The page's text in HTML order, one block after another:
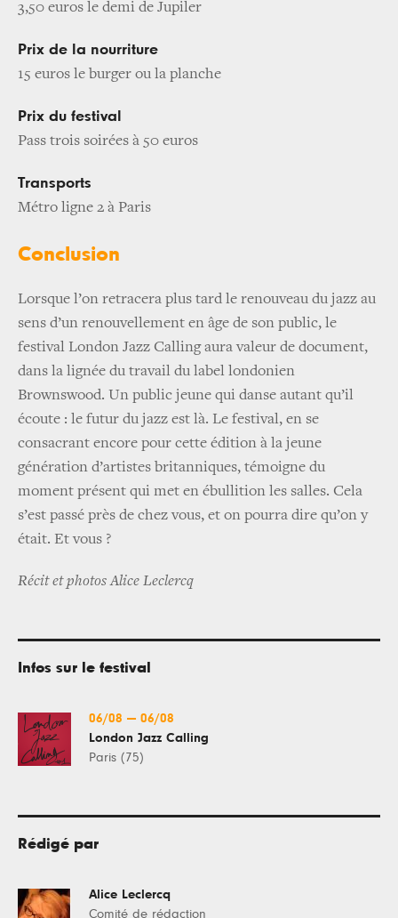
3,50 euros le demi de Jupiler
Prix de la nourriture
15 euros le burger ou la planche
Prix du festival
Pass trois soirées à 50 euros
Transports
Métro ligne 2 à Paris
Conclusion
Lorsque l’on retracera plus tard le renouveau du jazz au
sens d’un renouvellement en âge de son public, le
festival London Jazz Calling aura valeur de document,
dans la lignée du travail du label londonien
Brownswood. Un public jeune qui danse autant qu’il
écoute : le futur du jazz est là. Le festival, en se
consacrant encore pour cette édition à la jeune
génération d’artistes britanniques, témoigne du
moment présent qui met en ébullition les salles. Cela
s’est passé près de chez vous, et on pourra dire qu’on y
était. Et vous ?
Récit et photos Alice Leclercq
Infos sur le festival
06/08 — 06/08
London Jazz Calling
Paris (75)
Rédigé par
Alice Leclercq
Comité de rédaction